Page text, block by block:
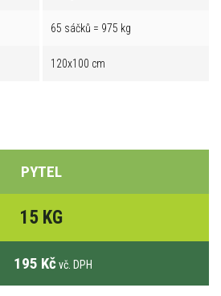
65 sáčků = 975 kg
120x100 cm
PYTEL
15 KG
195 Kč vč. DPH